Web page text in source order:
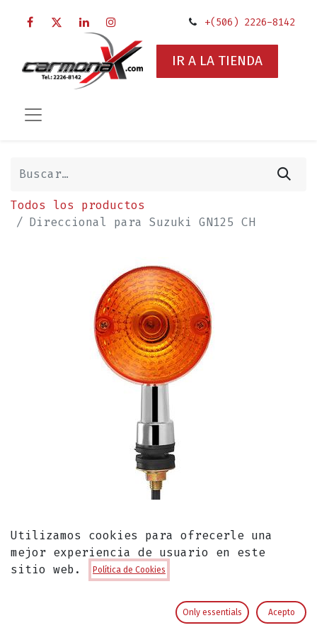
+(506) 2226-8142
IR A LA TIENDA
Todos los productos
Direccional para Suzuki GN125 CH
Direccional para Suzuki GN125 CH
Direccional Suzuki GN125 CH
Utilizamos cookies para ofrecerle una
mejor experiencia de usuario en este
sitio web.
Política de Cookies
Only essentials Acepto